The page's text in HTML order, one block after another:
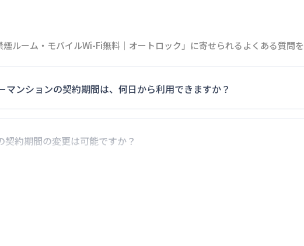
煙ルーム・モバイルWi-Fi無料｜オートロック」に寄せられるよくある質問
ンションの契約期間は、何日から利用できますか？
月（30日）以上のご契約期間の地域もございますのでお気軽にお問い
約期間の変更は可能ですか？